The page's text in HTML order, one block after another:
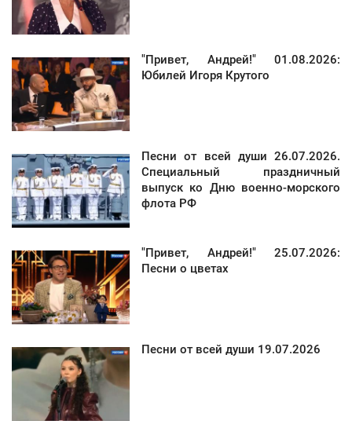
"Привет, Андрей!" 01.08.2026:
Юбилей Игоря Крутого
Песни от всей души 26.07.2026.
Специальный праздничный
выпуск ко Дню военно-морского
флота РФ
"Привет, Андрей!" 25.07.2026:
Песни о цветах
Песни от всей души 19.07.2026